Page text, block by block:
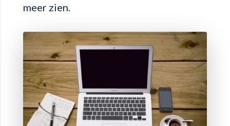
meer zien.